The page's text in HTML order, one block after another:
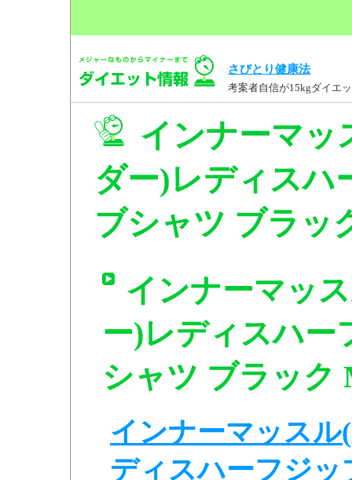
さびとり健康法
考案者自信が15kgダイエ
インナーマッ
ダー)レディスハ
ブシャツ ブラッ
インナーマッ
ー)レディスハー
シャツ ブラック
インナーマッス
ディスハーフジッ